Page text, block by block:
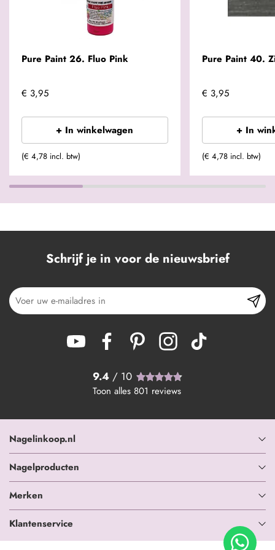
Pure Paint 26. Fluo Pink
€ 3,95
+ In winkelwagen
(€ 4,78 incl. btw)
Pure Paint 40.
€ 3,95
+ In
(€ 4,78 incl. btw)
Schrijf je in voor de nieuwsbrief
9.4 / 10
Toon alles 801 reviews
Nagelinkoop.nl
Nagelproducten
Merken
Klantenservice